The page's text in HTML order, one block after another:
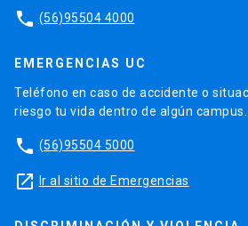
phone (56)95504 4000
EMERGENCIAS UC
Teléfono en caso de accidente o
riesgo tu vida dentro de algún campus.
phone (56)95504 5000
launch Ir al sitio de Emergencias